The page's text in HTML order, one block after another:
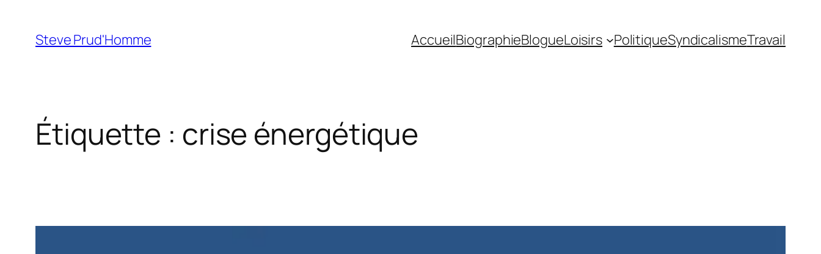
contenu
Steve Prud'Homme AccueilBiographieBlogueLoisirs PolitiqueSyndicalismeTravail
Étiquette : crise énergétique